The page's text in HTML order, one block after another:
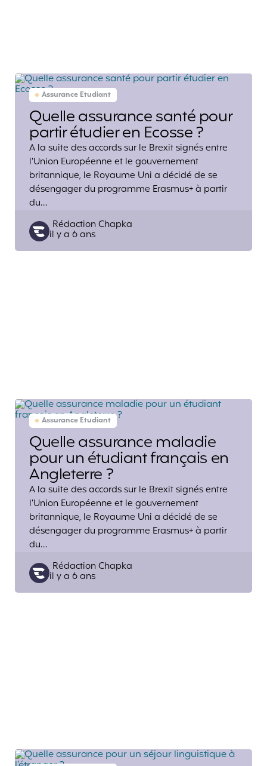
Assurance Etudiant
Quelle assurance santé pour
partir étudier en Ecosse ?
A la suite des accords sur le Brexit signés entre
l’Union Européenne et le gouvernement
britannique, le Royaume Uni a décidé de se
désengager du programme Erasmus+ à partir
du…
Posted
by
Rédaction Chapka
il y a 6 ans
Assurance Etudiant
Quelle assurance maladie
pour un étudiant français en
Angleterre ?
A la suite des accords sur le Brexit signés entre
l’Union Européenne et le gouvernement
britannique, le Royaume Uni a décidé de se
désengager du programme Erasmus+ à partir
du…
Posted
by
Rédaction Chapka
il y a 6 ans